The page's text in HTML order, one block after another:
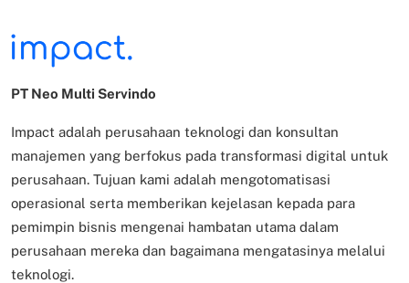
PT Neo Multi Servindo
Impact adalah perusahaan teknologi dan konsultan
manajemen yang berfokus pada transformasi digital untuk
perusahaan. Tujuan kami adalah mengotomatisasi
operasional serta memberikan kejelasan kepada para
pemimpin bisnis mengenai hambatan utama dalam
perusahaan mereka dan bagaimana mengatasinya melalui
teknologi.